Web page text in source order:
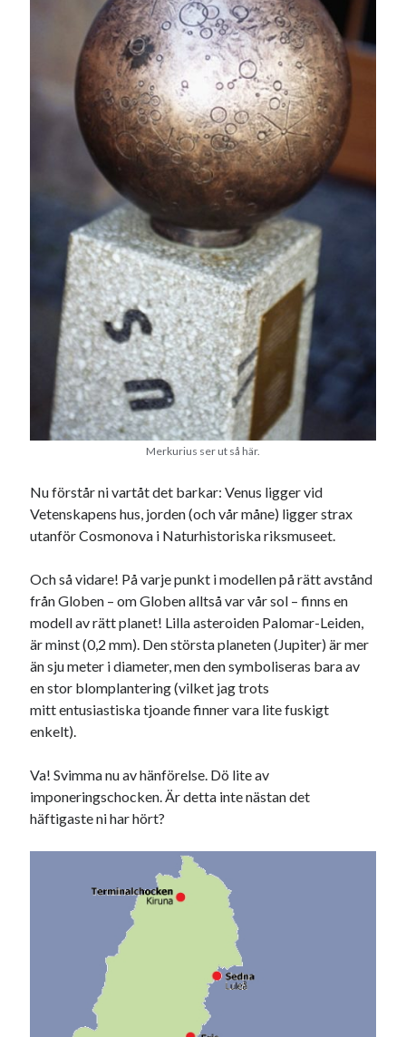
Swish: 070-8885542
Merkurius ser ut så här.
Nu förstår ni vartåt det barkar: Venus ligger vid
Vetenskapens hus, jorden (och vår måne) ligger strax
utanför Cosmonova i Naturhistoriska riksmuseet.
Och så vidare! På varje punkt i modellen på rätt avstånd
från Globen – om Globen alltså var vår sol – finns en
modell av rätt planet! Lilla asteroiden Palomar-Leiden,
är minst (0,2 mm). Den största planeten (Jupiter) är mer
än sju meter i diameter, men den symboliseras bara av
en stor blomplantering (vilket jag trots
mitt entusiastiska tjoande finner vara lite fuskigt
enkelt).
Va! Svimma nu av hänförelse. Dö lite av
imponeringschocken. Är detta inte nästan det
häftigaste ni har hört?